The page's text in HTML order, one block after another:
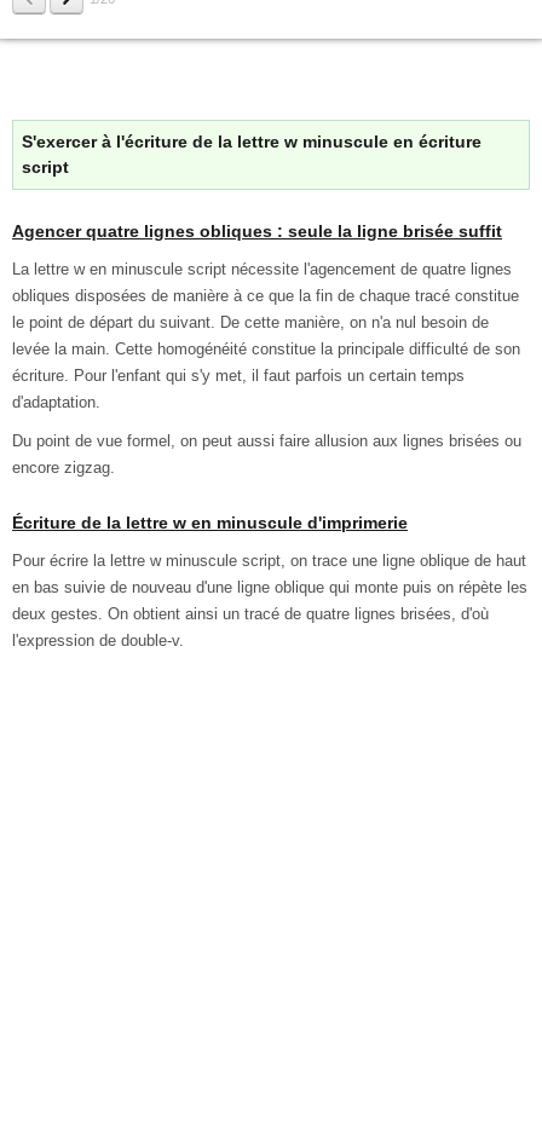
S'exercer à l'écriture de la lettre w minuscule en écriture
script
Agencer quatre lignes obliques : seule la ligne brisée suffit
La lettre w en minuscule script nécessite l'agencement de quatre lignes
obliques disposées de manière à ce que la fin de chaque tracé constitue
le point de départ du suivant. De cette manière, on n'a nul besoin de
levée la main. Cette homogénéité constitue la principale difficulté de son
écriture. Pour l'enfant qui s'y met, il faut parfois un certain temps
d'adaptation.
Du point de vue formel, on peut aussi faire allusion aux lignes brisées ou
encore zigzag.
Écriture de la lettre w en minuscule d'imprimerie
Pour écrire la lettre w minuscule script, on trace une ligne oblique de haut
en bas suivie de nouveau d'une ligne oblique qui monte puis on répète les
deux gestes. On obtient ainsi un tracé de quatre lignes brisées, d'où
l'expression de double-v.